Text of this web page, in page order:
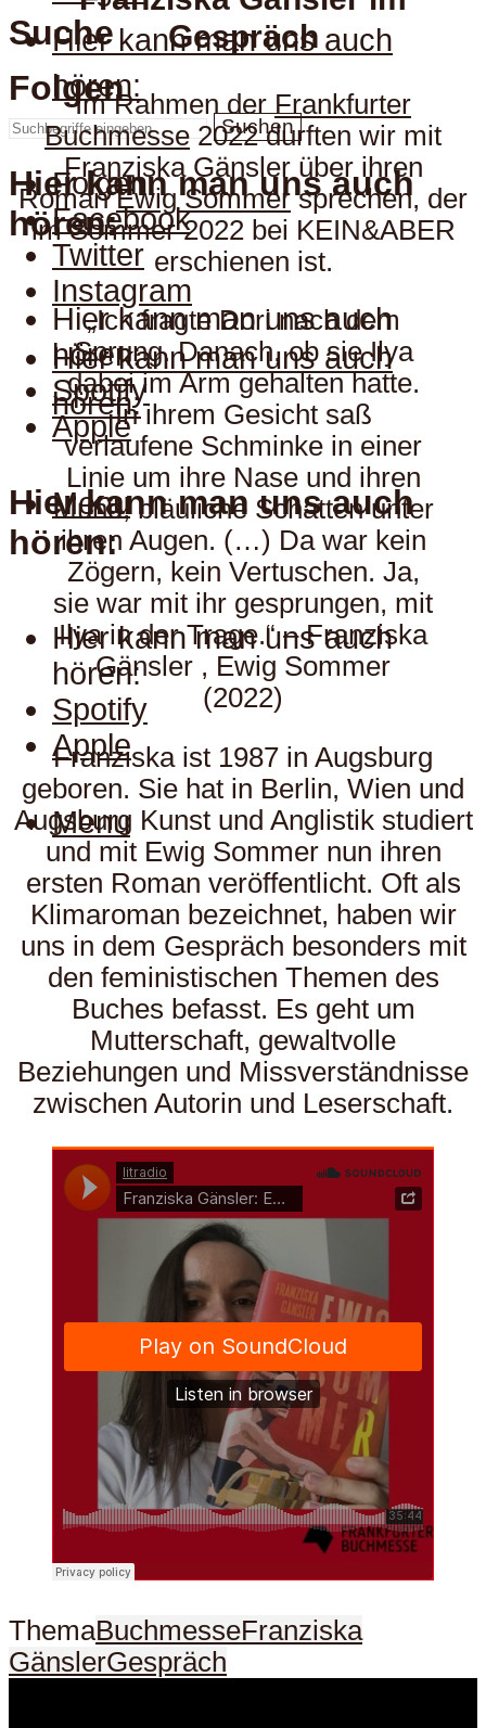
Suche
Suchen
Hier kann man uns auch
hören:
Hier kann man uns auch
hören:
Hier kann man uns auch
hören:
Spotify
Apple
Menu
Folgen
Folgen
Facebook
Twitter
Instagram
Hier kann man uns auch
hören:
Hier kann man uns auch
hören:
Hier kann man uns auch
hören:
Spotify
Apple
Menu
Gespräch
Im Rahmen der Frankfurter
Buchmesse2022 durften wir mit
Franziska Gänsler über ihren
RomanEwig Sommersprechen, der
im Sommer 2022 bei KEIN&ABER
erschienen ist.
„Ich fragte Dori nach dem
Sprung. Danach, ob sie Ilya
dabei im Arm gehalten hatte.
In ihrem Gesicht saß
verlaufene Schminke in einer
Linie um ihre Nase und ihren
Mund, bläuliche Schatten unter
ihren Augen. (…) Da war kein
Zögern, kein Vertuschen. Ja,
sie war mit ihr gesprungen, mit
Ilya in der Trage.“ – Franziska
Gänsler , Ewig Sommer
(2022)
Franziska ist 1987 in Augsburg
geboren. Sie hat in Berlin, Wien und
Augsburg Kunst und Anglistik studiert
und mit Ewig Sommer nun ihren
ersten Roman veröffentlicht. Oft als
Klimaroman bezeichnet, haben wir
uns in dem Gespräch besonders mit
den feministischen Themen des
Buches befasst. Es geht um
Mutterschaft, gewaltvolle
Beziehungen und Missverständnisse
zwischen Autorin und Leserschaft.
ThemaBuchmesseFranziska
GänslerGespräch